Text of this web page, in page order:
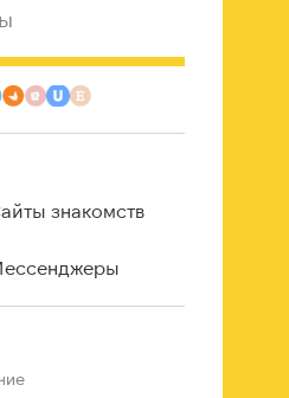
знакомств